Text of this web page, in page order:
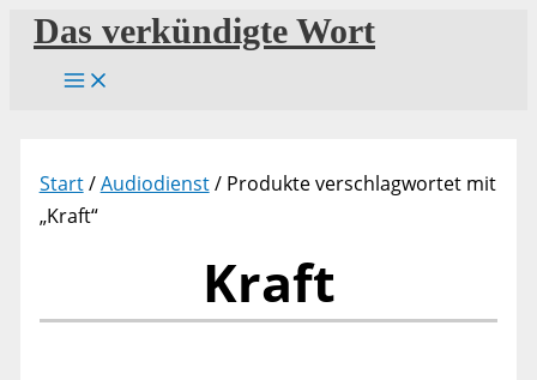
Zum
Inhalt
springen
Das verkündigte Wort
Start/Audiodienst/ Produkte verschlagwortet mit
„Kraft“
Kraft